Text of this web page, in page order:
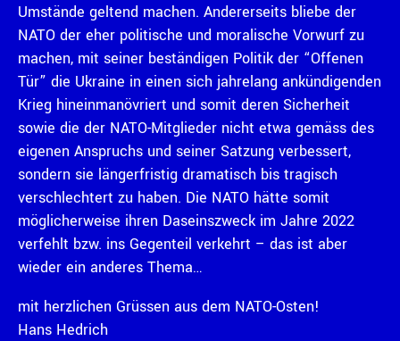
Umstände geltend machen. Andererseits bliebe der
NATO der eher politische und moralische Vorwurf zu
machen, mit seiner beständigen Politik der “Offenen
Tür” die Ukraine in einen sich jahrelang ankündigenden
Krieg hineinmanövriert und somit deren Sicherheit
sowie die der NATO-Mitglieder nicht etwa gemäss des
eigenen Anspruchs und seiner Satzung verbessert,
sondern sie längerfristig dramatisch bis tragisch
verschlechtert zu haben. Die NATO hätte somit
möglicherweise ihren Daseinszweck im Jahre 2022
verfehlt bzw. ins Gegenteil verkehrt – das ist aber
wieder ein anderes Thema…
mit herzlichen Grüssen aus dem NATO-Osten!
Hans Hedrich